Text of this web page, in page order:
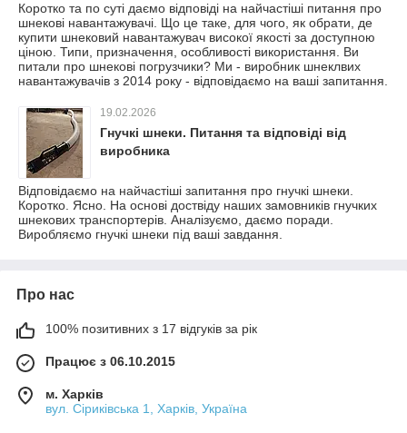
Коротко та по суті даємо відповіді на найчастіші питання про
шнекові навантажувачі. Що це таке, для чого, як обрати, де
купити шнековий навантажувач високої якості за доступною
ціною. Типи, призначення, особливості використання. Ви
питали про шнекові погрузчики? Ми - виробник шнеклвих
навантажувачів з 2014 року - відповідаємо на ваші запитання.
19.02.2026
Гнучкі шнеки. Питання та відповіді від
виробника
Відповідаємо на найчастіші запитання про гнучкі шнеки.
Коротко. Ясно. На основі доствіду наших замовників гнучких
шнекових транспортерів. Аналізуємо, даємо поради.
Виробляємо гнучкі шнеки під ваші завдання.
Про нас
100% позитивних з 17 відгуків за рік
Працює з 06.10.2015
м. Харків
вул. Сіриківська 1, Харків, Україна